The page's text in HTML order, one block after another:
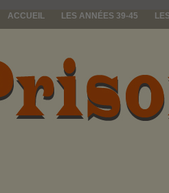
ACCUEIL LES ANNÉES 39-45